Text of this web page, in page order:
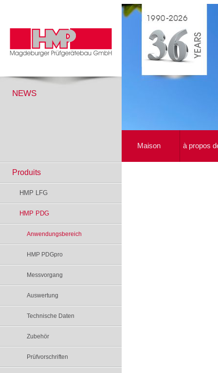
NEWS
Maison à propos
Produits
HMP LFG
HMP PDG
Anwendungsbereich
HMP PDGpro
Messvorgang
Auswertung
Technische Daten
Zubehör
Prüfvorschriften